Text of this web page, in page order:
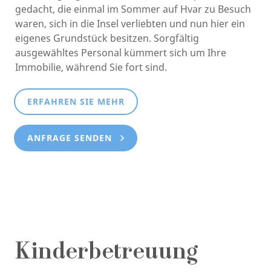
gedacht, die einmal im Sommer auf Hvar zu Besuch
waren, sich in die Insel verliebten und nun hier ein
eigenes Grundstück besitzen. Sorgfältig
ausgewähltes Personal kümmert sich um Ihre
Immobilie, während Sie fort sind.
ERFAHREN SIE MEHR
ANFRAGE SENDEN
Kinderbetreuung